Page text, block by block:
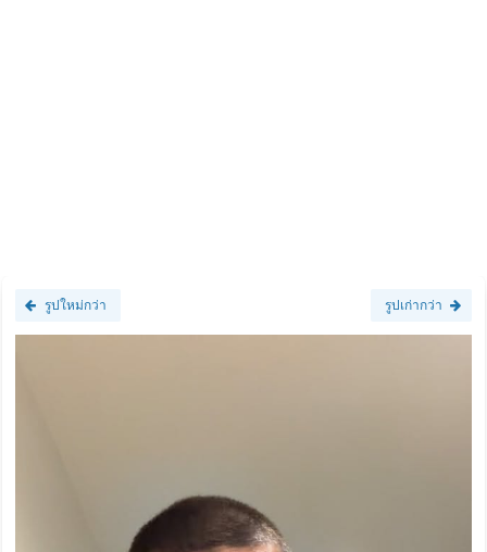
รูปใหม่กว่า รูปเก่ากว่า